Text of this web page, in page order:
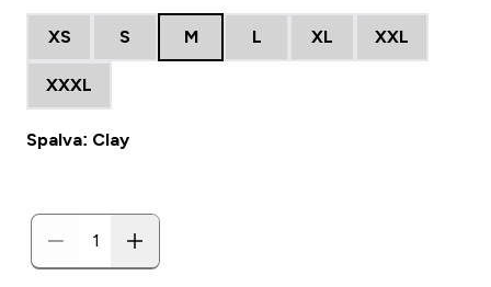
XS S M L XL XXL
XXXL
Spalva: Clay